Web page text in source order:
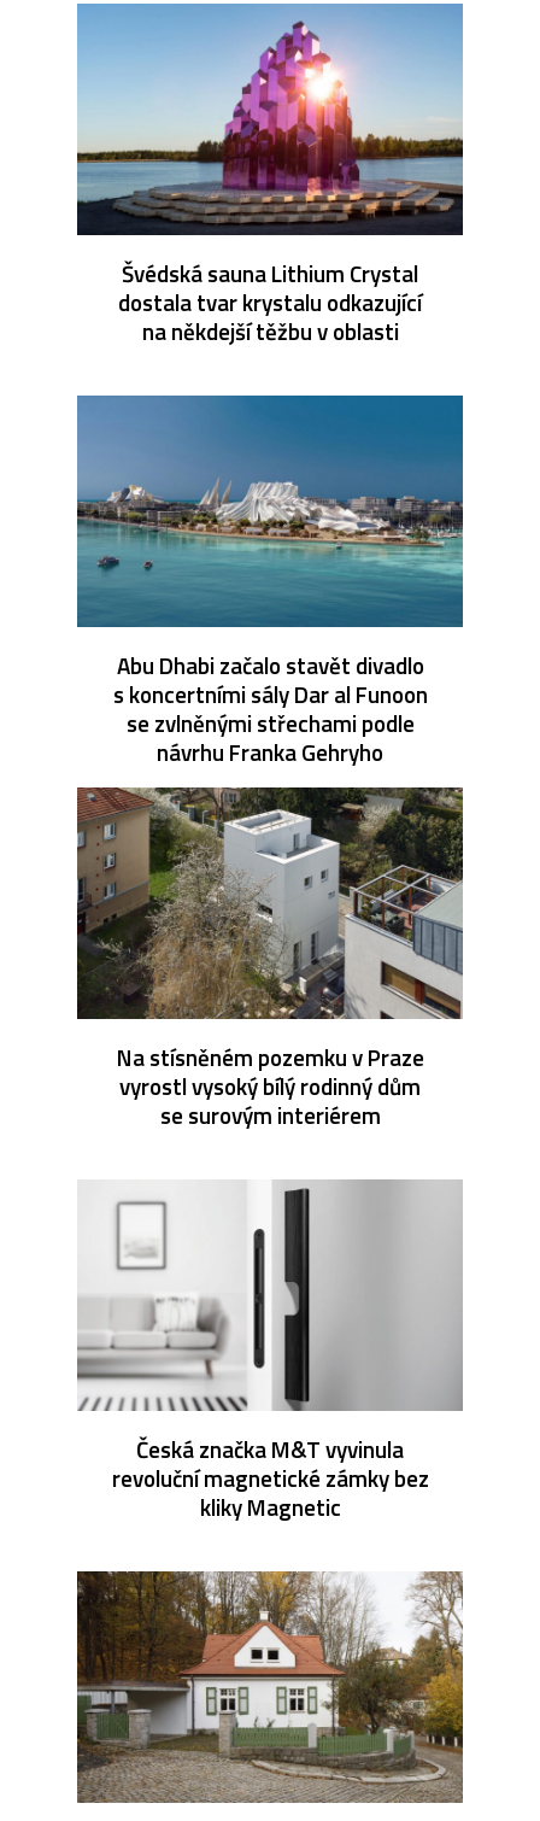
Švédská sauna Lithium Crystal
dostala tvar krystalu odkazující
na někdejší těžbu v oblasti
Abu Dhabi začalo stavět divadlo
s koncertními sály Dar al Funoon
se zvlněnými střechami podle
návrhu Franka Gehryho
Na stísněném pozemku v Praze
vyrostl vysoký bílý rodinný dům
se surovým interiérem
Česká značka M&T vyvinula
revoluční magnetické zámky bez
kliky Magnetic